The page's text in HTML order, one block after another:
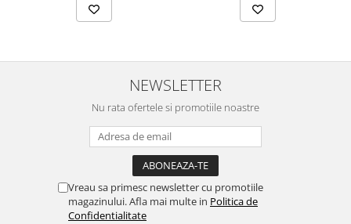
NEWSLETTER
Nu rata ofertele si promotiile noastre
Vreau sa primesc newsletter cu promotiile
magazinului. Afla mai multe in Politica de
Confidentialitate